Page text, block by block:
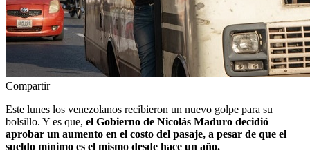
Compartir
Este lunes los venezolanos recibieron un nuevo golpe para su
bolsillo. Y es que, el Gobierno de Nicolás Maduro decidió
aprobar un aumento en el costo del pasaje, a pesar de que el
sueldo mínimo es el mismo desde hace un año.